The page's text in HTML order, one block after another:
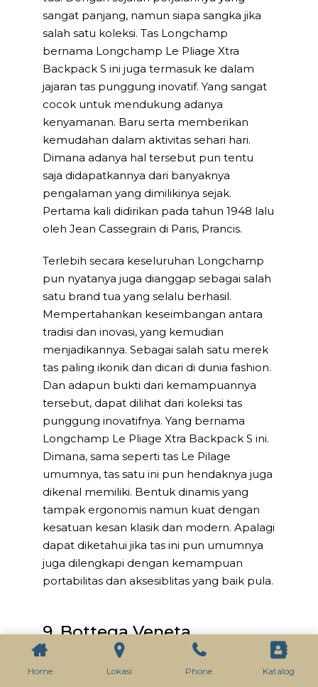
sangat panjang, namun siapa sangka jika
salah satu koleksi. Tas Longchamp
bernama Longchamp Le Pliage Xtra
Backpack S ini juga termasuk ke dalam
jajaran tas punggung inovatif. Yang sangat
cocok untuk mendukung adanya
kenyamanan. Baru serta memberikan
kemudahan dalam aktivitas sehari hari.
Dimana adanya hal tersebut pun tentu
saja didapatkannya dari banyaknya
pengalaman yang dimilikinya sejak.
Pertama kali didirikan pada tahun 1948 lalu
oleh Jean Cassegrain di Paris, Prancis.
Terlebih secara keseluruhan Longchamp
pun nyatanya juga dianggap sebagai salah
satu brand tua yang selalu berhasil.
Mempertahankan keseimbangan antara
tradisi dan inovasi, yang kemudian
menjadikannya. Sebagai salah satu merek
tas paling ikonik dan dicari di dunia fashion.
Dan adapun bukti dari kemampuannya
tersebut, dapat dilihat dari koleksi tas
punggung inovatifnya. Yang bernama
Longchamp Le Pliage Xtra Backpack S ini.
Dimana, sama seperti tas Le Pilage
umumnya, tas satu ini pun hendaknya juga
dikenal memiliki. Bentuk dinamis yang
tampak ergonomis namun kuat dengan
kesatuan kesan klasik dan modern. Apalagi
dapat diketahui jika tas ini pun umumnya
juga dilengkapi dengan kemampuan
portabilitas dan aksesiblitas yang baik pula.
9. Bottega Veneta
Intrecciato Flap Backpack
Home Lokasi Phone Katalog